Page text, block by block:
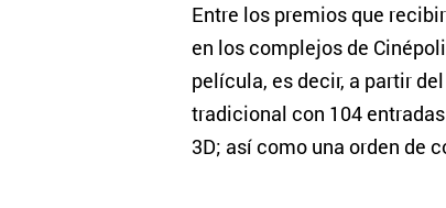
Entre los premios que
en los complejos de
película, es decir, a partir
tradicional con 104
3D; así como una orden de